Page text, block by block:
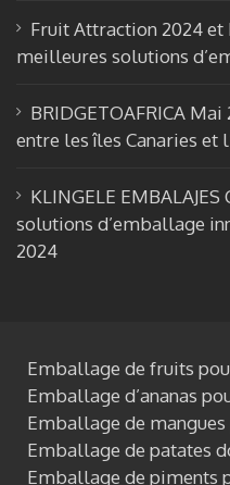
Fruit Attraction 2024 et
meilleures solutions
BRIDGETOAFRICA
entre les îles Canaries et
KLINGELE
solutions d’emballage
2024
Emballage de fruits
Emballage d’ananas
Emballage de
Emballage de patates
Emballage de piments